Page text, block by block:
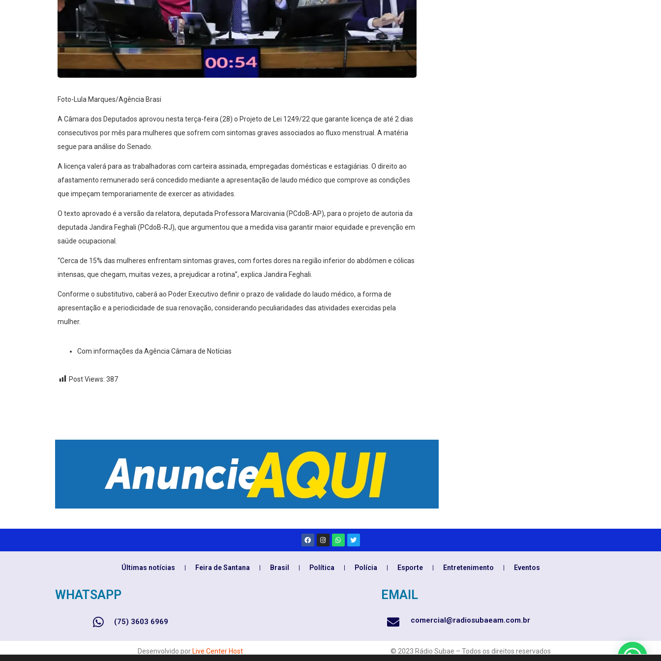
Foto-Lula Marques/Agência Brasi
A Câmara dos Deputados aprovou nesta terça-feira (28) o Projeto de Lei 1249/22 que garante licença de até 2 dias
consecutivos por mês para mulheres que sofrem com sintomas graves associados ao fluxo menstrual. A matéria
segue para análise do Senado.
A licença valerá para as trabalhadoras com carteira assinada, empregadas domésticas e estagiárias. O direito ao
afastamento remunerado será concedido mediante a apresentação de laudo médico que comprove as condições
que impeçam temporariamente de exercer as atividades.
O texto aprovado é a versão da relatora, deputada Professora Marcivania (PCdoB-AP), para o projeto de autoria da
deputada Jandira Feghali (PCdoB-RJ), que argumentou que a medida visa garantir maior equidade e prevenção em
saúde ocupacional.
“Cerca de 15% das mulheres enfrentam sintomas graves, com fortes dores na região inferior do abdômen e cólicas
intensas, que chegam, muitas vezes, a prejudicar a rotina”, explica Jandira Feghali.
Conforme o substitutivo, caberá ao Poder Executivo definir o prazo de validade do laudo médico, a forma de
apresentação e a periodicidade de sua renovação, considerando peculiaridades das atividades exercidas pela
mulher.
Com informações da Agência Câmara de Notícias
Post Views: 387
Últimas notícias Feira de Santana Brasil Política Polícia Esporte Entretenimento Eventos
WHATSAPP
(75) 3603 6969
EMAIL
comercial@radiosubaeam.com.br
Desenvolvido por Live Center Host © 2023 Rádio Subae – Todos os direitos reservados